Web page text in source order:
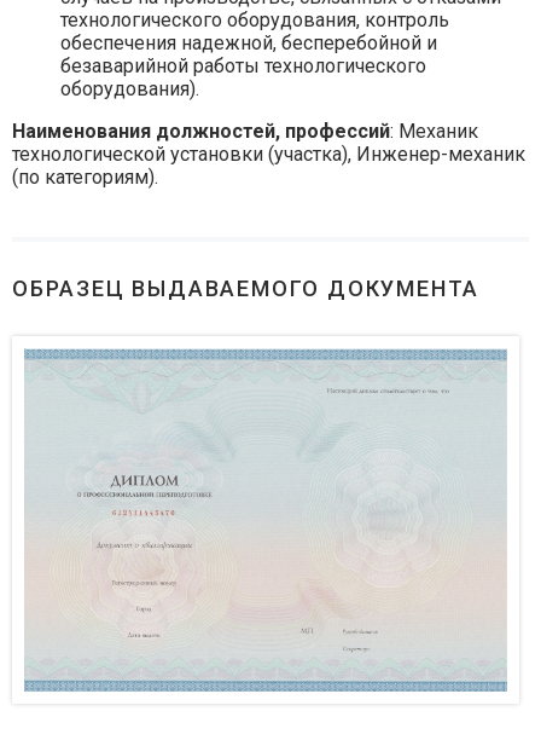
технологического оборудования, контроль
обеспечения надежной, бесперебойной и
безаварийной работы технологического
оборудования).
Наименования должностей, профессий: Механик
технологической установки (участка), Инженер-механик
(по категориям).
ОБРАЗЕЦ ВЫДАВАЕМОГО ДОКУМЕНТА